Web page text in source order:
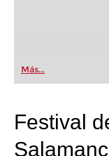
Más...
Festival